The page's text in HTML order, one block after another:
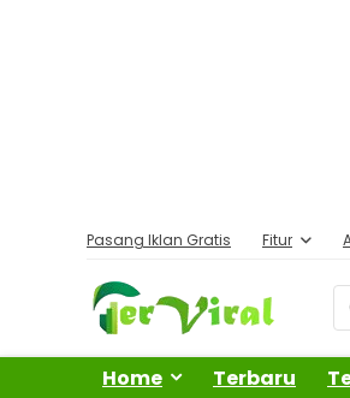
Pasang Iklan Gratis Fitur
Home Terbaru